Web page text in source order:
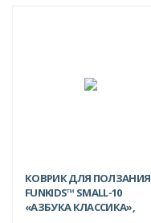
КОВРИК ДЛЯ ПОЛЗАНИЯ
FUNKIDS™ SMALL-10
«АЗБУКА КЛАССИКА»,